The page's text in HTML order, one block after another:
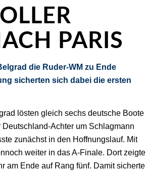
PARIS
die Ruder-WM zu Ende
sicherten sich dabei die ersten
lösten gleich sechs deutsche Boote
Achter um Schlagmann
zunächst in den Hoffnungslauf. Mit
weiter in das A-Finale. Dort zeigte
am Ende auf Rang fünf. Damit sicherte